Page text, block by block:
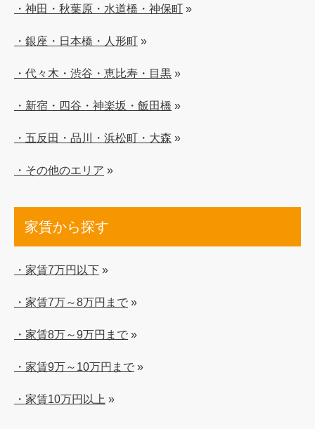
・神田・秋葉原・水道橋・神保町 »
・銀座・日本橋・人形町 »
・代々木・渋谷・恵比寿・目黒 »
・新宿・四谷・神楽坂・飯田橋 »
・五反田・品川・浜松町・大森 »
・その他のエリア »
家賃から探す
・家賃7万円以下 »
・家賃7万～8万円まで »
・家賃8万～9万円まで »
・家賃9万～10万円まで »
・家賃10万円以上 »